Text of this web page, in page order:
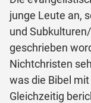
junge Leute an,
und
geschrieben
Nichtchristen
was die Bibel
Gleichzeitig